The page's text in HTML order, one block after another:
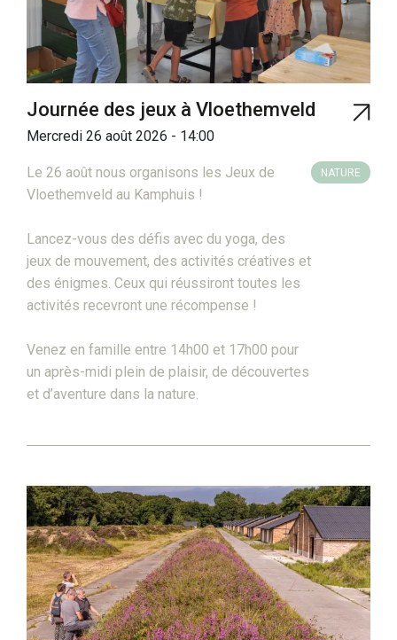
Journée des jeux à Vloethemveld
Mercredi 26 août 2026 - 14:00
Le 26 août nous organisons les Jeux de
Vloethemveld au Kamphuis !
Lancez-vous des défis avec du yoga, des
jeux de mouvement, des activités créatives et
des énigmes. Ceux qui réussiront toutes les
activités recevront une récompense !
Venez en famille entre 14h00 et 17h00 pour
un après-midi plein de plaisir, de découvertes
et d’aventure dans la nature.
NATURE